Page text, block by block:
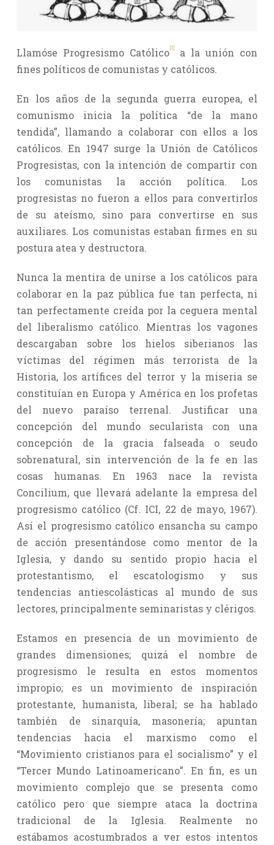
Llamóse Progresismo Católico[1]
a la unión con
fines políticos de comunistas y católicos.
En los años de la segunda guerra europea, el
comunismo inicia la política “de la mano
tendida”, llamando a colaborar con ellos a los
católicos. En 1947 surge la Unión de Católicos
Progresistas, con la intención de compartir con
los comunistas la acción política. Los
progresistas no fueron a ellos para convertirlos
de su ateísmo, sino para convertirse en sus
auxiliares. Los comunistas estaban firmes en su
postura atea y destructora.
Nunca la mentira de unirse a los católicos para
colaborar en la paz pública fue tan perfecta, ni
tan perfectamente creída por la ceguera mental
del liberalismo católico. Mientras los vagones
descargaban sobre los hielos siberianos las
víctimas del régimen más terrorista de la
Historia, los artífices del terror y la miseria se
constituían en Europa y América en los profetas
del nuevo paraíso terrenal. Justificar una
concepción del mundo secularista con una
concepción de la gracia falseada o seudo
sobrenatural, sin intervención de la fe en las
cosas humanas. En 1963 nace la revista
Concilium, que llevará adelante la empresa del
progresismo católico (Cf. ICI, 22 de mayo, 1967).
Así el progresismo católico ensancha su campo
de acción presentándose como mentor de la
Iglesia, y dando su sentido propio hacia el
protestantismo, el escatologismo y sus
tendencias antiescolásticas al mundo de sus
lectores, principalmente seminaristas y clérigos.
Estamos en presencia de un movimiento de
grandes dimensiones; quizá el nombre de
progresismo le resulta en estos momentos
impropio; es un movimiento de inspiración
protestante, humanista, liberal; se ha hablado
también de sinarquía, masonería; apuntan
tendencias hacia el marxismo como el
“Movimiento cristianos para el socialismo” y el
“Tercer Mundo Latinoamericano”. En fin, es un
movimiento complejo que se presenta como
católico pero que siempre ataca la doctrina
tradicional de la Iglesia. Realmente no
estábamos acostumbrados a ver estos intentos